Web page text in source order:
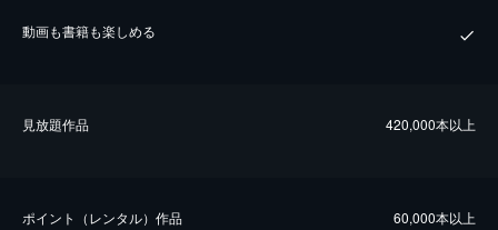
動画も書籍も楽しめる
⾒放題作品 420,000本以上
ポイント（レンタル）作品 60,000本以上